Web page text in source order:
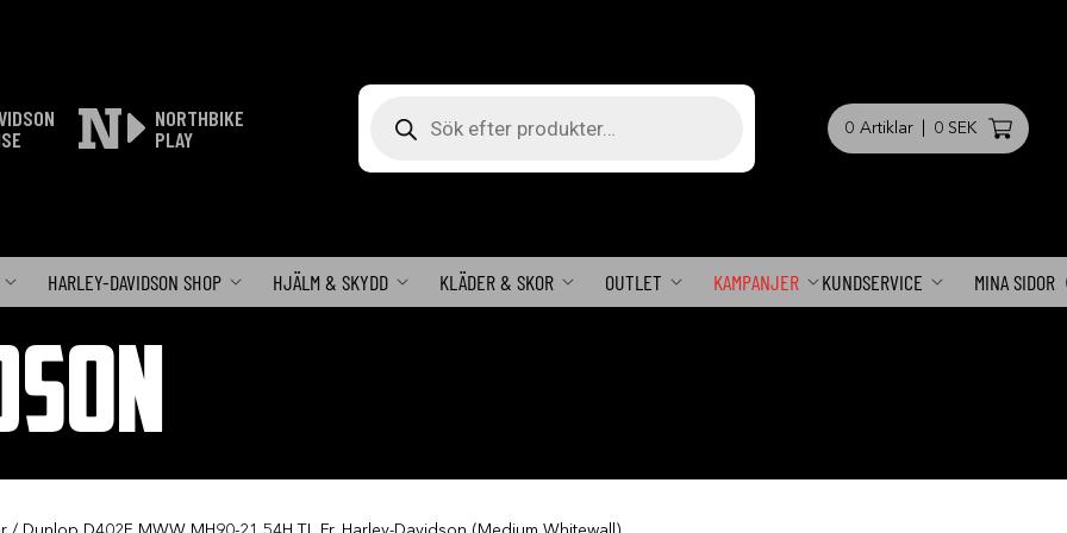
NORTHBIKE
PLAY
0 Artiklar 0 SEK
HARLEY-DAVIDSON SHOP HJÄLM & SKYDD KLÄDER & SKOR OUTLET KAMPANJER KUNDSERVICE MINA SIDOR